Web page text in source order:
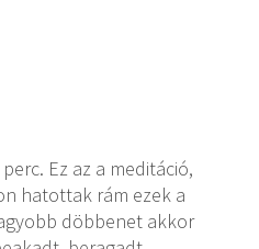
Ez az a meditáció,
hatottak rám ezek a
döbbenet akkor